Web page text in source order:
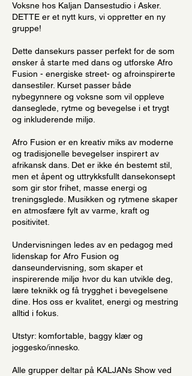
Voksne hos Kaljan Dansestudio i Asker.
DETTE er et nytt kurs, vi oppretter en ny
gruppe!
Dette dansekurs passer perfekt for de som
ønsker å starte med dans og utforske Afro
Fusion - energiske street- og afroinspirerte
dansestiler. Kurset passer både
nybegynnere og voksne som vil oppleve
danseglede, rytme og bevegelse i et trygt
og inkluderende miljø.
Afro Fusion er en kreativ miks av moderne
og tradisjonelle bevegelser inspirert av
afrikansk dans. Det er ikke én bestemt stil,
men et åpent og uttrykksfullt dansekonsept
som gir stor frihet, masse energi og
treningsglede. Musikken og rytmene skaper
en atmosfære fylt av varme, kraft og
positivitet.
Undervisningen ledes av en pedagog med
lidenskap for Afro Fusion og
danseundervisning, som skaper et
inspirerende miljø hvor du kan utvikle deg,
lære teknikk og få trygghet i bevegelsene
dine. Hos oss er kvalitet, energi og mestring
alltid i fokus.
Utstyr: komfortable, baggy klær og
joggesko/innesko.
Alle grupper deltar på KALJANs Show ved